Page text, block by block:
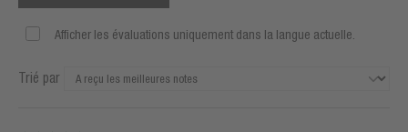
Afficher les évaluations uniquement dans la langue actuelle.
Trié par